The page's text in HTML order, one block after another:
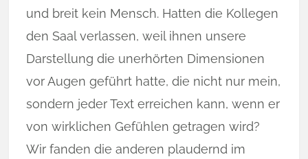
und breit kein Mensch. Hatten die Kollegen
den Saal verlassen, weil ihnen unsere
Darstellung die unerhörten Dimensionen
vor Augen geführt hatte, die nicht nur mein,
sondern jeder Text erreichen kann, wenn er
von wirklichen Gefühlen getragen wird?
Wir fanden die anderen plaudernd im